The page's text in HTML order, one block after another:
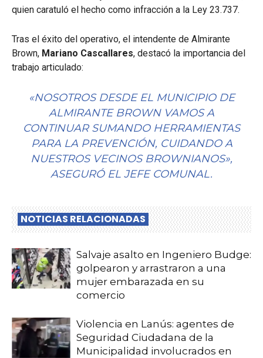
quien caratuló el hecho como infracción a la Ley 23.737.
Tras el éxito del operativo, el intendente de Almirante
Brown, Mariano Cascallares, destacó la importancia del
trabajo articulado:
«NOSOTROS DESDE EL MUNICIPIO DE
ALMIRANTE BROWN VAMOS A
CONTINUAR SUMANDO HERRAMIENTAS
PARA LA PREVENCIÓN, CUIDANDO A
NUESTROS VECINOS BROWNIANOS»,
ASEGURÓ EL JEFE COMUNAL.
NOTICIAS RELACIONADAS
Salvaje asalto en Ingeniero Budge:
golpearon y arrastraron a una
mujer embarazada en su
comercio
Violencia en Lanús: agentes de
Seguridad Ciudadana de la
Municipalidad involucrados en